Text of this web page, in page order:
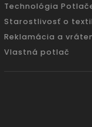
Technológia
Starostlivosť o textil
Reklamácia a
Vlastná potlač